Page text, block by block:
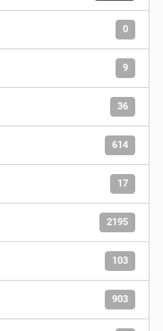
0
9
36
614
17
2195
103
903